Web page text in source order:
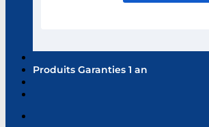
Produits Garanties 1 an